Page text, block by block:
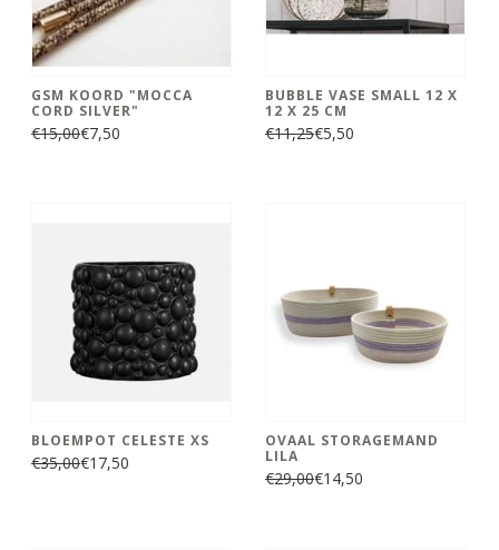
GSM KOORD "MOCCA
CORD SILVER"
€15,00€7,50
BUBBLE VASE SMALL 12 X
12 X 25 CM
€11,25€5,50
BLOEMPOT CELESTE XS
€35,00€17,50
OVAAL STORAGEMAND
LILA
€29,00€14,50